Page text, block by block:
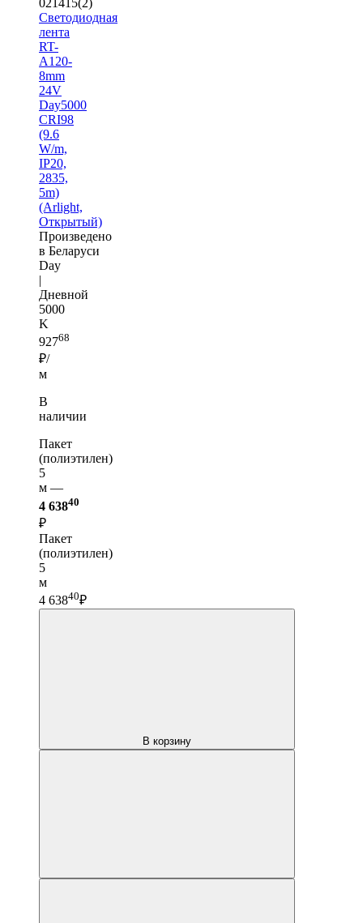
Светодиодная
лента
RT-
A120-
8mm
24V
Day5000
CRI98
(9.6
W/m,
IP20,
2835,
5m)
(Arlight,
Открытый)
Произведено
в Беларуси
Day
|
Дневной
5000
K
92768
₽/
м
В
наличии
Пакет
(полиэтилен)
5
м —
4 63840
₽
Пакет
(полиэтилен)
5
м
4 63840₽
В корзину